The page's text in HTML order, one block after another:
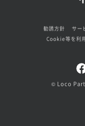
勧誘方針 サー
Cookie等を利
© Loco